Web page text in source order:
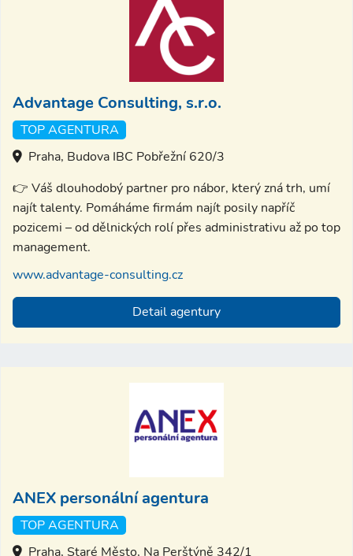
Advantage Consulting, s.r.o.
TOP AGENTURA
Praha, Budova IBC Pobřežní 620/3
👉 Váš dlouhodobý partner pro nábor, který zná trh, umí
najít talenty. Pomáháme firmám najít posily napříč
pozicemi – od dělnických rolí přes administrativu až po top
management.
www.advantage-consulting.cz
Detail agentury
ANEX personální agentura
TOP AGENTURA
Praha, Staré Město, Na Perštýně 342/1